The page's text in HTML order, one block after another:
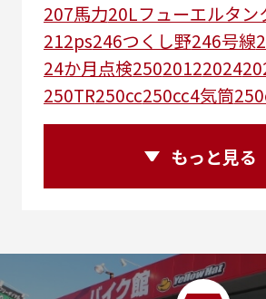
207馬力20Lフューエルタン
212ps246つくし野246号線
24か月点検25020122024
250TR250cc250cc4気筒
250ccスーパースポーツ250
250ｃｃアドベンチャー250
2年保証付き2月29日まで2本
2気筒エンジン2級ボイラー
もっと見る